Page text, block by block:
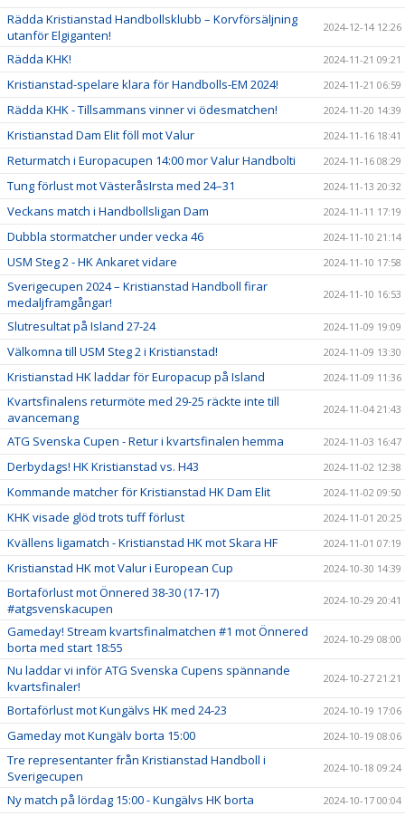
Rädda Kristianstad Handbollsklubb – Korvförsäljning
utanför Elgiganten!
2024-12-14 12:26
Rädda KHK! 2024-11-21 09:21
Kristianstad-spelare klara för Handbolls-EM 2024! 2024-11-21 06:59
Rädda KHK - Tillsammans vinner vi ödesmatchen! 2024-11-20 14:39
Kristianstad Dam Elit föll mot Valur 2024-11-16 18:41
Returmatch i Europacupen 14:00 mor Valur Handbolti 2024-11-16 08:29
Tung förlust mot VästeråsIrsta med 24–31 2024-11-13 20:32
Veckans match i Handbollsligan Dam 2024-11-11 17:19
Dubbla stormatcher under vecka 46 2024-11-10 21:14
USM Steg 2 - HK Ankaret vidare 2024-11-10 17:58
Sverigecupen 2024 – Kristianstad Handboll firar
medaljframgångar!
2024-11-10 16:53
Slutresultat på Island 27-24 2024-11-09 19:09
Välkomna till USM Steg 2 i Kristianstad! 2024-11-09 13:30
Kristianstad HK laddar för Europacup på Island 2024-11-09 11:36
Kvartsfinalens returmöte med 29-25 räckte inte till
avancemang
2024-11-04 21:43
ATG Svenska Cupen - Retur i kvartsfinalen hemma 2024-11-03 16:47
Derbydags! HK Kristianstad vs. H43 2024-11-02 12:38
Kommande matcher för Kristianstad HK Dam Elit 2024-11-02 09:50
KHK visade glöd trots tuff förlust 2024-11-01 20:25
Kvällens ligamatch - Kristianstad HK mot Skara HF 2024-11-01 07:19
Kristianstad HK mot Valur i European Cup 2024-10-30 14:39
Bortaförlust mot Önnered 38-30 (17-17)
#atgsvenskacupen
2024-10-29 20:41
Gameday! Stream kvartsfinalmatchen #1 mot Önnered
borta med start 18:55
2024-10-29 08:00
Nu laddar vi inför ATG Svenska Cupens spännande
kvartsfinaler!
2024-10-27 21:21
Bortaförlust mot Kungälvs HK med 24-23 2024-10-19 17:06
Gameday mot Kungälv borta 15:00 2024-10-19 08:06
Tre representanter från Kristianstad Handboll i
Sverigecupen
2024-10-18 09:24
Ny match på lördag 15:00 - Kungälvs HK borta 2024-10-17 00:04